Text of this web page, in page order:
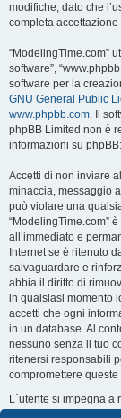
modifiche, dato che
completa
“ModelingTime.com”
software”,
software per la
GNU General Public
www.phpbb.com. Il
phpBB Limited non è
informazioni su phpBB:
Accetti di non inviare
minaccia, messaggio
può violare una
“ModelingTime.com”
all’immediato e
Internet se è ritenuto
salvaguardare e
abbia il diritto di
in qualsiasi momento
accetti che ogni
in un database. Al
nessuno senza il tuo
ritenersi responsabili
compromettere
L´utente si impegna